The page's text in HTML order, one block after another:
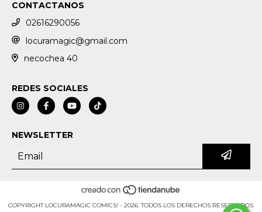
CONTACTANOS
02616290056
locuramagic@gmail.com
necochea 40
REDES SOCIALES
NEWSLETTER
COPYRIGHT LOCURAMAGIC COMICS! - 2026. TODOS LOS DERECHOS RESERVADOS.